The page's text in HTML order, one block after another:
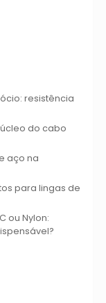
resistência
do cabo
aço na
para lingas de
ou Nylon: